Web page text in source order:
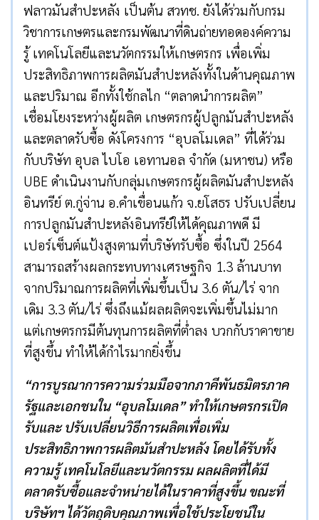
ฟลาวมันสำปะหลัง เป็นต้น สวทช. ยังได้ร่วมกับกรม
วิชาการเกษตรและกรมพัฒนาที่ดินถ่ายทอดองค์ความ
รู้ เทคโนโลยีและนวัตกรรมให้เกษตรกร เพื่อเพิ่ม
ประสิทธิภาพการผลิตมันสำปะหลังทั้งในด้านคุณภาพ
และปริมาณ อีกทั้งใช้กลไก “ตลาดนำการผลิต”
เชื่อมโยงระหว่างผู้ผลิต เกษตรกรผู้ปลูกมันสำปะหลัง
และตลาดรับซื้อ ดังโครงการ “อุบลโมเดล” ที่ได้ร่วม
กับบริษัท อุบล ไบโอ เอทานอล จำกัด (มหาชน) หรือ
UBE ดำเนินงานกับกลุ่มเกษตรกรผู้ผลิตมันสำปะหลัง
อินทรีย์ ต.กู่จ่าน อ.คำเขื่อนแก้ว จ.ยโสธร ปรับเปลี่ยน
การปลูกมันสำปะหลังอินทรีย์ให้ได้คุณภาพดี มี
เปอร์เซ็นต์แป้งสูงตามที่บริษัทรับซื้อ ซึ่งในปี 2564
สามารถสร้างผลกระทบทางเศรษฐกิจ 1.3 ล้านบาท
จากปริมาณการผลิตที่เพิ่มขึ้นเป็น 3.6 ตัน/ไร่ จาก
เดิม 3.3 ตัน/ไร่ ซึ่งถึงแม้ผลผลิตจะเพิ่มขึ้นไม่มาก
แต่เกษตรกรมีต้นทุนการผลิตที่ต่ำลง บวกกับราคาขาย
ที่สูงขึ้น ทำให้ได้กำไรมากยิ่งขึ้น
“การบูรณาการความร่วมมือจากภาคีพันธมิตรภาค
รัฐและเอกชนใน “อุบลโมเดล” ทำให้เกษตรกรเปิด
รับและ ปรับเปลี่ยนวิธีการผลิตเพื่อเพิ่ม
ประสิทธิภาพการผลิตมันสำปะหลัง โดยได้รับทั้ง
ความรู้ เทคโนโลยีและนวัตกรรม ผลผลิตที่ได้มี
ตลาดรับซื้อและจำหน่ายได้ในราคาที่สูงขึ้น ขณะที่
บริษัทฯ ได้วัตถุดิบคุณภาพเพื่อใช้ประโยชน์ใน